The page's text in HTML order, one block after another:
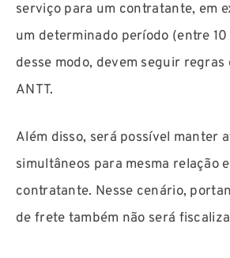
serviço para um contratante, em
um determinado período (entre 10
desse modo, devem seguir regras
ANTT.
Além disso, será possível manter
simultâneos para mesma relação
contratante. Nesse cenário,
de frete também não será